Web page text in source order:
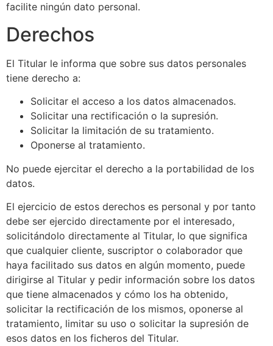
facilite ningún dato personal.
Derechos
El Titular le informa que sobre sus datos personales
tiene derecho a:
Solicitar el acceso a los datos almacenados.
Solicitar una rectificación o la supresión.
Solicitar la limitación de su tratamiento.
Oponerse al tratamiento.
No puede ejercitar el derecho a la portabilidad de los
datos.
El ejercicio de estos derechos es personal y por tanto
debe ser ejercido directamente por el interesado,
solicitándolo directamente al Titular, lo que significa
que cualquier cliente, suscriptor o colaborador que
haya facilitado sus datos en algún momento, puede
dirigirse al Titular y pedir información sobre los datos
que tiene almacenados y cómo los ha obtenido,
solicitar la rectificación de los mismos, oponerse al
tratamiento, limitar su uso o solicitar la supresión de
esos datos en los ficheros del Titular.